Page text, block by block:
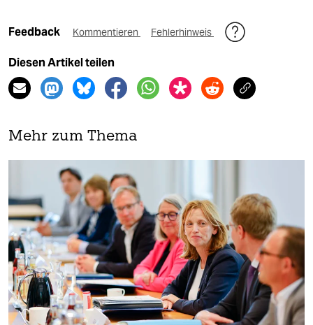
Feedback Kommentieren Fehlerhinweis
Diesen Artikel teilen
Mehr zum Thema